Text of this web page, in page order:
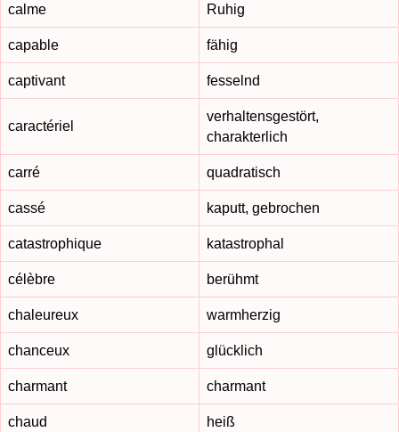
calme Ruhig
capable fähig
captivant fesselnd
caractériel
verhaltensgestört,
charakterlich
carré quadratisch
cassé kaputt, gebrochen
catastrophique katastrophal
célèbre berühmt
chaleureux warmherzig
chanceux glücklich
charmant charmant
chaud heiß